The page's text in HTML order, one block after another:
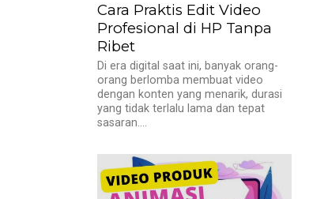
Cara Praktis Edit Video
Profesional di HP Tanpa
Ribet
Di era digital saat ini, banyak orang-
orang berlomba membuat video
dengan konten yang menarik, durasi
yang tidak terlalu lama dan tepat
sasaran....